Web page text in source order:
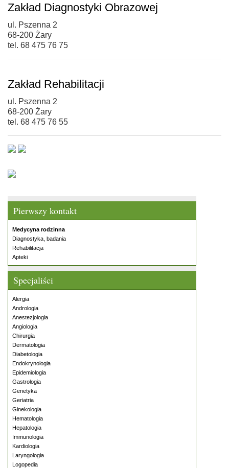
Pierwszy kontakt
Medycyna rodzinna
Diagnostyka, badania
Rehabilitacja
Apteki
Specjaliści
Alergia
Andrologia
Anestezjologia
Angiologia
Chirurgia
Dermatologia
Diabetologia
Endokrynologia
Epidemiologia
Gastrologia
Genetyka
Geriatria
Ginekologia
Hematologia
Hepatologia
Immunologia
Kardiologia
Laryngologia
Logopedia
Zakład Diagnostyki Obrazowej
ul. Pszenna 2
68-200 Żary
tel. 68 475 76 75
Zakład Rehabilitacji
ul. Pszenna 2
68-200 Żary
tel. 68 475 76 55